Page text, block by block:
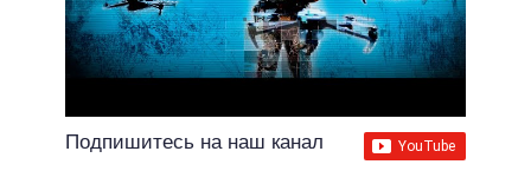
Подпишитесь на наш канал